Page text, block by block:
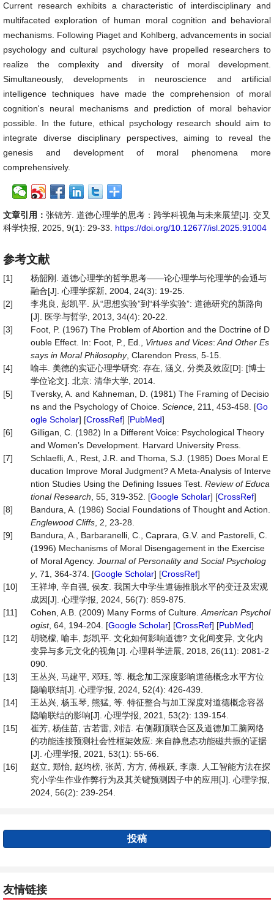
Current research exhibits a characteristic of interdisciplinary and
multifaceted exploration of human moral cognition and behavioral
mechanisms. Following Piaget and Kohlberg, advancements in social
psychology and cultural psychology have propelled researchers to
realize the complexity and diversity of moral development.
Simultaneously, developments in neuroscience and artificial
intelligence techniques have made the comprehension of moral
cognition's neural mechanisms and prediction of moral behavior
possible. In the future, ethical psychology research should aim to
integrate diverse disciplinary perspectives, aiming to reveal the
genesis and development of moral phenomena more
comprehensively.
文章引用： 张锦芳. 道德心理学的思考：跨学科视角与未来展望[J]. 交叉
科学快报, 2025, 9(1): 29-33. https://doi.org/10.12677/isl.2025.91004
参考文献
[1]
杨韶刚. 道德心理学的哲学思考——论心理学与伦理学的会通与
融合[J]. 心理学探新, 2004, 24(3): 19-25.
[2]
李兆良, 彭凯平. 从“思想实验”到“科学实验”: 道德研究的新路向
[J]. 医学与哲学, 2013, 34(4): 20-22.
[3]
Foot, P. (1967) The Problem of Abortion and the Doctrine of D
ouble Effect. In: Foot, P., Ed., Virtues and Vices: And Other Es
says in Moral Philosophy, Clarendon Press, 5-15.
[4]
喻丰. 美德的实证心理学研究: 存在, 涵义, 分类及效应[D]: [博士
学位论文]. 北京: 清华大学, 2014.
[5]
Tversky, A. and Kahneman, D. (1981) The Framing of Decisio
ns and the Psychology of Choice. Science , 211, 453-458. [Go
ogle Scholar] [CrossRef] [PubMed]
[6]
Gilligan, C. (1982) In a Different Voice: Psychological Theory
and Women’s Development. Harvard University Press.
[7]
Schlaefli, A., Rest, J.R. and Thoma, S.J. (1985) Does Moral E
ducation Improve Moral Judgment? A Meta-Analysis of Interve
ntion Studies Using the Defining Issues Test. Review of Educa
tional Research , 55, 319-352. [Google Scholar] [CrossRef]
[8]
Bandura, A. (1986) Social Foundations of Thought and Action.
Englewood Cliffs , 2, 23-28.
[9]
Bandura, A., Barbaranelli, C., Caprara, G.V. and Pastorelli, C.
(1996) Mechanisms of Moral Disengagement in the Exercise
of Moral Agency. Journal of Personality and Social Psycholog
y, 71, 364-374. [Google Scholar] [CrossRef]
[10]
王祥坤, 辛自强, 侯友. 我国大中学生道德推脱水平的变迁及宏观
成因[J]. 心理学报, 2024, 56(7): 859-875.
[11]
Cohen, A.B. (2009) Many Forms of Culture. American Psychol
ogist, 64, 194-204. [Google Scholar] [CrossRef] [PubMed]
[12]
胡晓檬, 喻丰, 彭凯平. 文化如何影响道德? 文化间变异, 文化内
变异与多元文化的视角[J]. 心理科学进展, 2018, 26(11): 2081-2
090.
[13]
王丛兴, 马建平, 邓珏, 等. 概念加工深度影响道德概念水平方位
隐喻联结[J]. 心理学报, 2024, 52(4): 426-439.
[14]
王丛兴, 杨玉琴, 熊猛, 等. 特征整合与加工深度对道德概念容器
隐喻联结的影响[J]. 心理学报, 2021, 53(2): 139-154.
[15]
崔芳, 杨佳苗, 古若雷, 刘洁. 右侧颞顶联合区及道德加工脑网络
的功能连接预测社会性框架效应: 来自静息态功能磁共振的证据
[J]. 心理学报, 2021, 53(1): 55-66.
[16]
赵立, 郑怡, 赵均榜, 张芮, 方方, 傅根跃, 李康. 人工智能方法在探
究小学生作业作弊行为及其关键预测因子中的应用[J]. 心理学报,
2024, 56(2): 239-254.
投稿
友情链接